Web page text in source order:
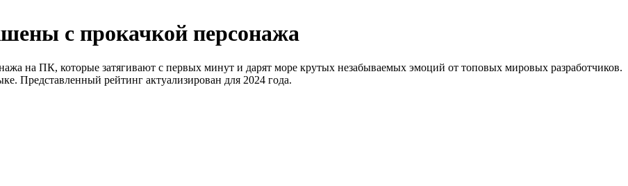
с прокачкой персонажа
на ПК, которые затягивают с первых минут и дарят море крутых незабываемых эмоций от топовых мировых разработчиков.
Представленный рейтинг актуализирован для 2024 года.